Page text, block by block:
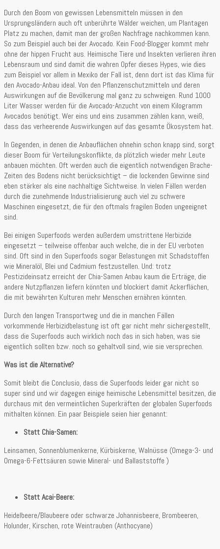
Durch den Boom von gewissen Lebensmitteln müssen in den
Ursprungsländern auch oft unberührte Wälder weichen, um Plantagen
Platz zu machen, damit man der großen Nachfrage nachkommen kann.
So zum Beispiel auch bei der Avocado. Kein Food-Blogger kommt mehr
ohne der hippen Frucht aus. Heimische Tiere und Insekten verlieren ihren
Lebensraum und sind damit die wahren Opfer dieses Hypes, wie dies
zum Beispiel vor allem in Mexiko der Fall ist, denn dort ist das Klima für
den Avocado-Anbau ideal. Von den Pflanzenschutzmitteln und deren
Auswirkungen auf die Bevölkerung mal ganz zu schweigen. Rund 1000
Liter Wasser werden für die Avocado-Anzucht von einem Kilogramm
Avocados benötigt. Wer eins und eins zusammen zählen kann, weiß,
dass das verheerende Auswirkungen auf das gesamte Ökosystem hat.
In Gegenden, in denen die Anbauflächen ohnehin schon knapp sind, sorgt
dieser Boom für Verteilungskonflikte, da plötzlich wieder mehr Leute
anbauen möchten. Oft werden auch die eigentlich notwendigen Brache-
Zeiten des Bodens nicht berücksichtigt – die lockenden Gewinne sind
eben stärker als eine nachhaltige Sichtweise. In vielen Fällen werden
durch die zunehmende Industrialisierung auch viel zu schwere
Maschinen eingesetzt, die für den oftmals fragilen Boden ungeeignet
sind.
Bei einigen Superfoods werden außerdem umstrittene Herbizide
eingesetzt – teilweise offenbar auch welche, die in der EU verboten
sind. Oft sind in den Superfoods sogar Belastungen mit Schadstoffen
wie Mineralöl, Blei und Cadmium festzustellen. Und: trotz
Pestizideinsatz erreicht der Chia-Samen Anbau kaum die Erträge, die
andere Nutzpflanzen liefern könnten und blockiert damit Ackerflächen,
die mit bewährten Kulturen mehr Menschen ernähren könnten.
Durch den langen Transportweg und die in manchen Fällen
vorkommende Herbizidbelastung ist oft gar nicht mehr sichergestellt,
dass die Superfoods auch wirklich noch das in sich haben, was sie
eigentlich sollten bzw. noch so gehaltvoll sind, wie sie versprechen.
Was ist die Alternative?
Somit bleibt die Conclusio, dass die Superfoods leider gar nicht so
super sind und wir dagegen einige heimische Lebensmittel besitzen, die
durchaus mit den vermeintlichen Superkräften der globalen Superfoods
mithalten können. Ein paar Beispiele seien hier genannt:
Statt Chia-Samen:
Leinsamen, Sonnenblumenkerne, Kürbiskerne, Walnüsse (Omega-3- und
Omega-6-Fettsäuren sowie Mineral- und Ballaststoffe )
Statt Acai-Beere:
Heidelbeere/Blaubeere oder schwarze Johannisbeere, Brombeeren,
Holunder, Kirschen, rote Weintrauben (Anthocyane)